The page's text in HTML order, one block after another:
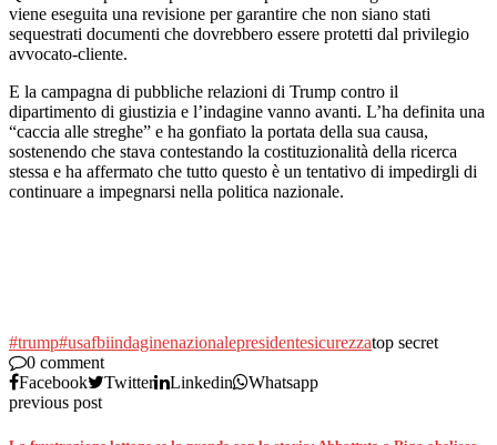
viene eseguita una revisione per garantire che non siano stati
sequestrati documenti che dovrebbero essere protetti dal privilegio
avvocato-cliente.
E la campagna di pubbliche relazioni di Trump contro il
dipartimento di giustizia e l’indagine vanno avanti. L’ha definita una
“caccia alle streghe” e ha gonfiato la portata della sua causa,
sostenendo che stava contestando la costituzionalità della ricerca
stessa e ha affermato che tutto questo è un tentativo di impedirgli di
continuare a impegnarsi nella politica nazionale.
#trump#usafbiindaginenazionalepresidentesicurezzatop secret
0 comment
Facebook
Twitter Linkedin
Whatsapp
previous post